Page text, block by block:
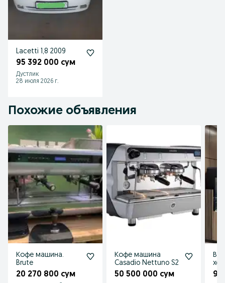
Lacetti 1,8 2009
95 392 000 сум
Дустлик
28 июля 2026 г.
Похожие объявления
Кофе машина.
Brute
20 270 800 сум
Кофе машина
Casadio Nettuno S2
50 500 000 сум
от
9